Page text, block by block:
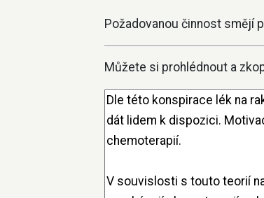
Požadovanou činnost smějí
Můžete si prohlédnout a